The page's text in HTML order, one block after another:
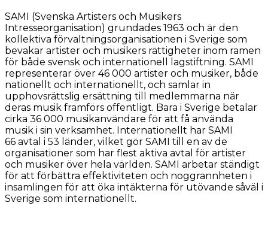
SAMI (Svenska Artisters och Musikers
Intresseorganisation) grundades 1963 och är den
kollektiva förvaltningsorganisationen i Sverige som
bevakar artister och musikers rättigheter inom ramen
för både svensk och internationell lagstiftning. SAMI
representerar över 46 000 artister och musiker, både
nationellt och internationellt, och samlar in
upphovsrättslig ersättning till medlemmarna när
deras musik framförs offentligt. Bara i Sverige betalar
cirka 36 000 musikanvändare för att få använda
musik i sin verksamhet. Internationellt har SAMI
66 avtal i 53 länder, vilket gör SAMI till en av de
organisationer som har flest aktiva avtal för artister
och musiker över hela världen. SAMI arbetar ständigt
för att förbättra effektiviteten och noggrannheten i
insamlingen för att öka intäkterna för utövande såväl i
Sverige som internationellt.